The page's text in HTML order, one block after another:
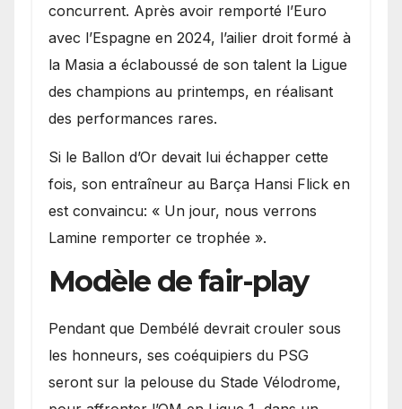
concurrent. Après avoir remporté l’Euro
avec l’Espagne en 2024, l’ailier droit formé à
la Masia a éclaboussé de son talent la Ligue
des champions au printemps, en réalisant
des performances rares.
Si le Ballon d’Or devait lui échapper cette
fois, son entraîneur au Barça Hansi Flick en
est convaincu: « Un jour, nous verrons
Lamine remporter ce trophée ».
Modèle de fair-play
Pendant que Dembélé devrait crouler sous
les honneurs, ses coéquipiers du PSG
seront sur la pelouse du Stade Vélodrome,